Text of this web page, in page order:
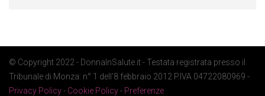
© Copyright 2022 - DonnaInSalute.it - Testata registrata presso il
Tribunale di Monza: n° 1 dell'8 febbraio 2012 P.IVA 04722080969 -
Privacy Policy- Cookie Policy- Preferenze